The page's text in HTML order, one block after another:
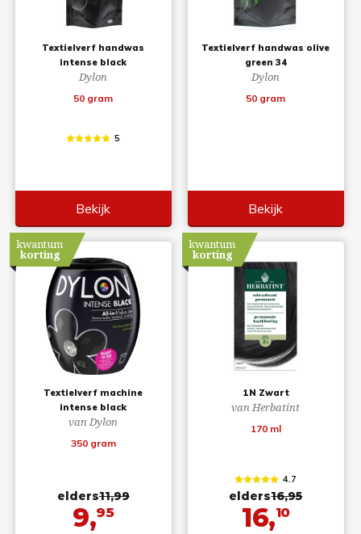
Textielverf handwas
intense black
Dylon
50 gram
5
Bekijk
Textielverf handwas olive
green 34
Dylon
50 gram
Bekijk
Textielverf machine
intense black
van Dylon
350 gram
kwantum
korting
elders11,99
9,95
1N Zwart
van Herbatint
170 ml
kwantum
korting
4.7
elders16,95
16,10